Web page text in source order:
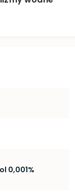
0,001%